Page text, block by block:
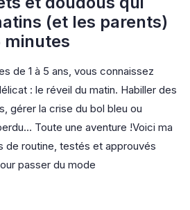
(et les parents)
minutes
de 1 à 5 ans, vous connaissez
: le réveil du matin. Habiller des
gérer la crise du bol bleu ou
Toute une aventure !Voici ma
de routine, testés et approuvés
passer du mode